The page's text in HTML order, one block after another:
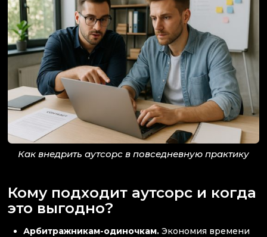
Как внедрить аутсорс в повседневную практику
Кому подходит аутсорс и когда
это выгодно?
Арбитражникам-одиночкам. Экономия времени